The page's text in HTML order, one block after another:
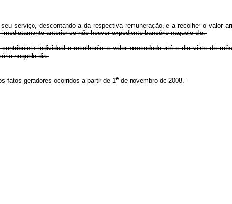
serviço, descontando-a da respectiva remuneração, e a recolher o valor
anterior se não houver expediente bancário naquele dia.
individual e recolherão o valor arrecadado até o dia vinte do
naquele dia.
fatos geradores ocorridos a partir de 1ode novembro de 2008.